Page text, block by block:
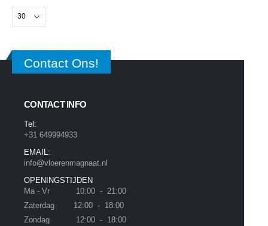
Contact Ons!
CONTACT INFO
Tel:
+31 649994933
EMAIL:
info@vloerenmagnaat.nl
OPENINGSTIJDEN
Ma - Vr 10:00 - 21:00
Zaterdag 12:00 - 18:00
Zondag 12:00 - 18:00